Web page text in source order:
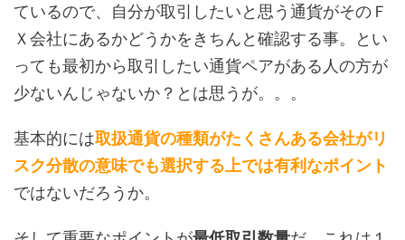
ているので、自分が取引したいと思う通貨がそのＦ
Ｘ会社にあるかどうかをきちんと確認する事。とい
っても最初から取引したい通貨ペアがある人の方が
少ないんじゃないか？とは思うが。。。
基本的には取扱通貨の種類がたくさんある会社がリ
スク分散の意味でも選択する上では有利なポイント
ではないだろうか。